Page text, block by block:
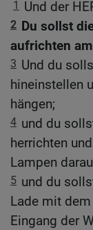
1 Und der
2 Du sollst
aufrichten
3 Und du
hineinstellen
hängen;
4 und du
herrichten
Lampen
5 und du
Lade mit
Eingang der